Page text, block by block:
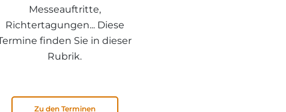
Zu den Terminen